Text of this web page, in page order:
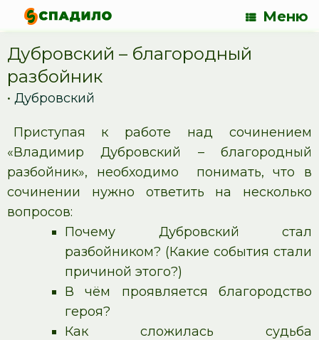
Меню
Дубровский – благородный
разбойник
• Дубровский
Приступая к работе над сочинением
«Владимир Дубровский – благородный
разбойник», необходимо понимать, что в
сочинении нужно ответить на несколько
вопросов:
Почему Дубровский стал
разбойником? (Какие события стали
причиной этого?)
В чём проявляется благородство
героя?
Как сложилась судьба